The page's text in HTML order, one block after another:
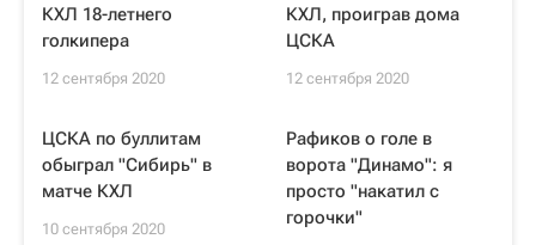
КХЛ 18-летнего
голкипера
12 сентября 2020
КХЛ, проиграв дома
ЦСКА
12 сентября 2020
ЦСКА по буллитам
обыграл "Сибирь" в
матче КХЛ
10 сентября 2020
Рафиков о голе в
ворота "Динамо": я
просто "накатил с
горочки"